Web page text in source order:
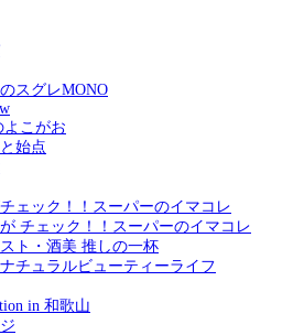
スグレMONO
こがお
始点
ェック！！スーパーのイマコレ
チェック！！スーパーのイマコレ
ト・酒美 推しの一杯
チュラルビューティーライフ
in 和歌山